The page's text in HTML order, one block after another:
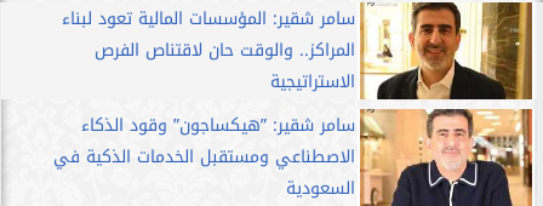
سامر شقير: المؤسسات المالية تعود لبناء
المراكز.. والوقت حان لاقتناص الفرص
الاستراتيجية
سامر شقير: ”هيكساجون” وقود الذكاء
الاصطناعي ومستقبل الخدمات الذكية في
السعودية